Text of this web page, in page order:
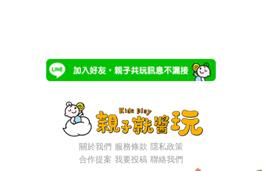
關於我們 服務條款 隱私政策
合作提案 我要投稿 聯絡我們